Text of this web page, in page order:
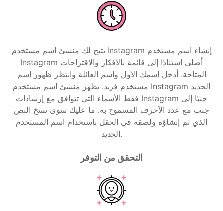
يتيح لك منشئ اسم مستخدم Instagram إنشاء اسم مستخدم
Instagram أصلي استنادًا إلى قائمة بالأفكار والاقتراحات
المتاحة. أدخل اسمك الأول واسم العائلة وانتظر ظهور اسم
مستخدم فريد. يظهر منشئ اسم مستخدم Instagram الجديد
فقط الأسماء التي تتوافق مع إرشادات Instagram جنبًا إلى
جنب مع عدد الأحرف المسموح به. ما عليك سوى نسخ النص
الذي تم إنشاؤه ولصقه في الحقل باستخدام اسم المستخدم
الجديد.
التحقق من التوفر